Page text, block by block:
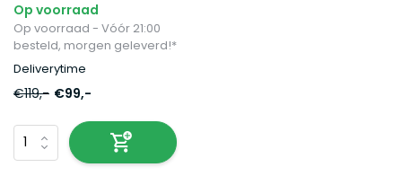
Op voorraad
Op voorraad - Vóór 21:00
besteld, morgen geleverd!*
Deliverytime
€119,- €99,-